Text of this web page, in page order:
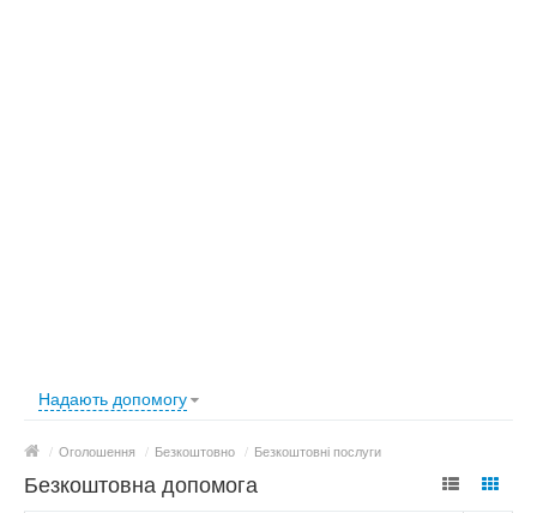
Надають допомогу
/ Оголошення / Безкоштовно / Безкоштовні послуги
Безкоштовна допомога